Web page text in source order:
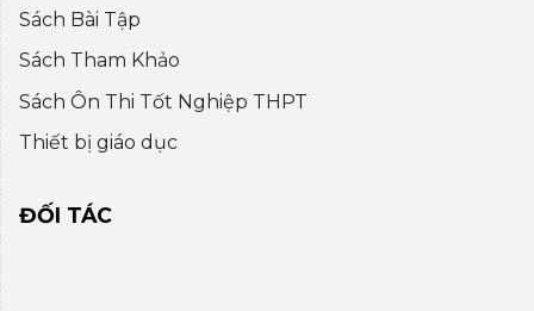
Sách Bài Tập
Sách Tham Khảo
Sách Ôn Thi Tốt Nghiệp THPT
Thiết bị giáo dục
ĐỐI TÁC